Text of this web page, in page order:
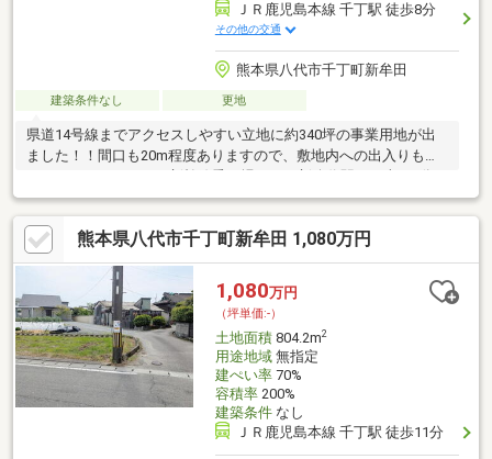
ＪＲ鹿児島本線 千丁駅 徒歩8分
その他の交通
熊本県八代市千丁町新牟田
建築条件なし 更地
県道14号線までアクセスしやすい立地に約340坪の事業用地が出
ました！！間口も20m程度ありますので、敷地内への出入りもし
度ですので、会社として利用の多い事業者さんにはうれしい立地
となっています！是非、現地をご確認ください。・対象地は2筆あ
ります。 地番284-1（宅地）896.42㎡、地番284-3（畑）240㎡、
合計1136.42㎡・農転費用は買主負担となります。
熊本県八代市千丁町新牟田 1,080万円
1,080万円
（坪単価:-）
土地面積804.2m2
用途地域無指定
建ぺい率70%
容積率200%
建築条件なし
ＪＲ鹿児島本線 千丁駅 徒歩11分